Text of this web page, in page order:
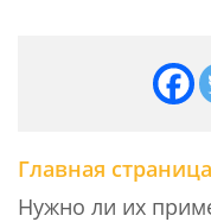
Главная страница
Нужно ли их